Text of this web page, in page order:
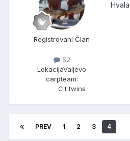
Registrovani Član
52
LokacijaValjevo
carpteam:
C.t twins
Hvala
PREV 1 2 3 4